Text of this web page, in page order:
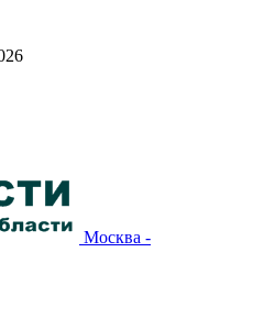
Москва -